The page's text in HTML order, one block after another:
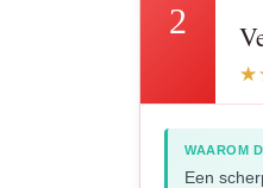
2
WAAROM
Een